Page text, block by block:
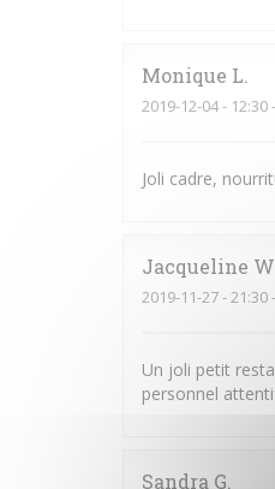
Monique L
2019-12-04- 12:30
Joli cadre,
Jacqueline W
2019-11-27- 21:30
Un joli petit
personnel
Sandra G